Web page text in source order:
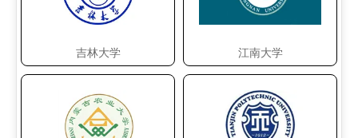
吉林大学 江南大学